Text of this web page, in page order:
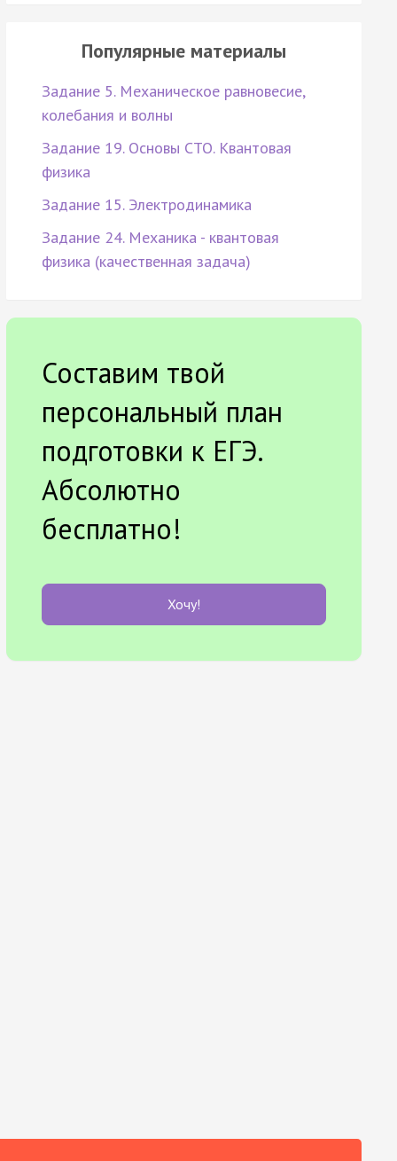
Популярные материалы
Задание 5. Механическое равновесие,
колебания и волны
Задание 19. Основы СТО. Квантовая
физика
Задание 15. Электродинамика
Задание 24. Механика - квантовая
физика (качественная задача)
Составим твой
персональный план
подготовки к ЕГЭ.
Абсолютно
бесплатно!
Хочу!